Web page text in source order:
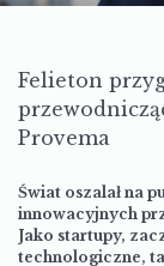
Felieton
Provema
Świat oszalał na
innowacyjnych
Jako startupy,
technologiczne,